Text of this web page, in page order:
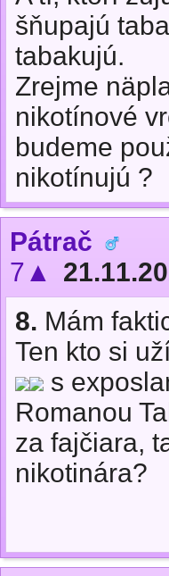
šňupajú
tabakujú.
Zrejme
nikotínové
budeme
nikotínujú ?
Pátrač
7▲
8. Mám
Ten kto si
s
Romanou
za fajčiara,
nikotinára?